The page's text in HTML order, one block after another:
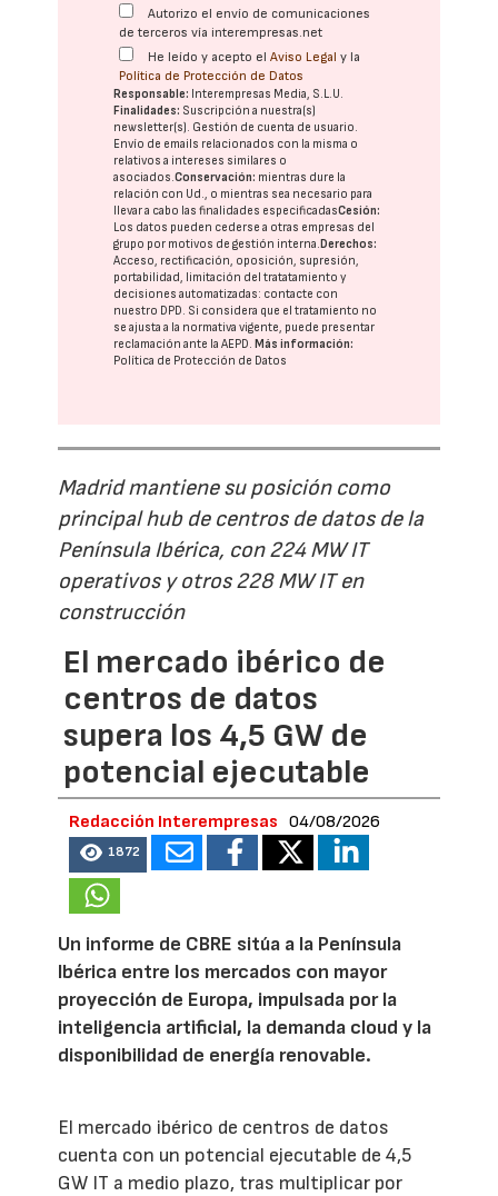
Autorizo el envío de comunicaciones
de terceros vía interempresas.net
He leído y acepto elAviso Legal y la
Política de Protección de Datos
Responsable: Interempresas Media, S.L.U.
Finalidades: Suscripción a nuestra(s)
newsletter(s). Gestión de cuenta de usuario.
Envío de emails relacionados con la misma o
relativos a intereses similares o
asociados.Conservación: mientras dure la
relación con Ud., o mientras sea necesario para
llevar a cabo las finalidades especificadasCesión:
Los datos pueden cederse a otras empresas del
grupo por motivos de gestión interna. Derechos:
Acceso, rectificación, oposición, supresión,
portabilidad, limitación del tratatamiento y
decisiones automatizadas: contacte con
nuestro DPD. Si considera que el tratamiento no
se ajusta a la normativa vigente, puede presentar
reclamación ante laAEPD. Más información:
Política de Protección de Datos
Madrid mantiene su posición como
principal hub de centros de datos de la
Península Ibérica, con 224 MW IT
operativos y otros 228 MW IT en
construcción
El mercado ibérico de
centros de datos
supera los 4,5 GW de
potencial ejecutable
Redacción Interempresas 04/08/2026
1872
Un informe de CBRE sitúa a la Península
Ibérica entre los mercados con mayor
proyección de Europa, impulsada por la
inteligencia artificial, la demanda cloud y la
disponibilidad de energía renovable.
El mercado ibérico de centros de datos
cuenta con un potencial ejecutable de 4,5
GW IT a medio plazo, tras multiplicar por